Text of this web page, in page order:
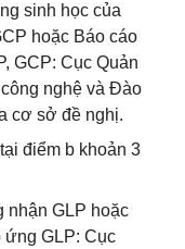
sinh học của
hoặc Báo cáo
GCP: Cục Quản
nghệ và Đào
cơ sở đề nghị.
điểm b khoản 3
GLP hoặc
ứng GLP: Cục